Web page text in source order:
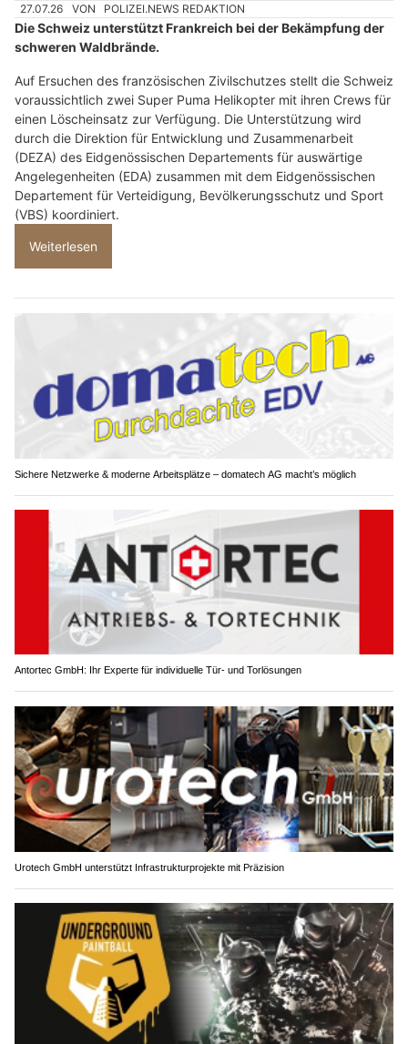
27.07.26 VON POLIZEI.NEWS REDAKTION
Die Schweiz unterstützt Frankreich bei der Bekämpfung der
schweren Waldbrände.
Auf Ersuchen des französischen Zivilschutzes stellt die Schweiz
voraussichtlich zwei Super Puma Helikopter mit ihren Crews für
einen Löscheinsatz zur Verfügung. Die Unterstützung wird
durch die Direktion für Entwicklung und Zusammenarbeit
(DEZA) des Eidgenössischen Departements für auswärtige
Angelegenheiten (EDA) zusammen mit dem Eidgenössischen
Departement für Verteidigung, Bevölkerungsschutz und Sport
(VBS) koordiniert.
Weiterlesen
Sichere Netzwerke & moderne Arbeitsplätze – domatech AG macht’s möglich
Antortec GmbH: Ihr Experte für individuelle Tür- und Torlösungen
Urotech GmbH unterstützt Infrastrukturprojekte mit Präzision